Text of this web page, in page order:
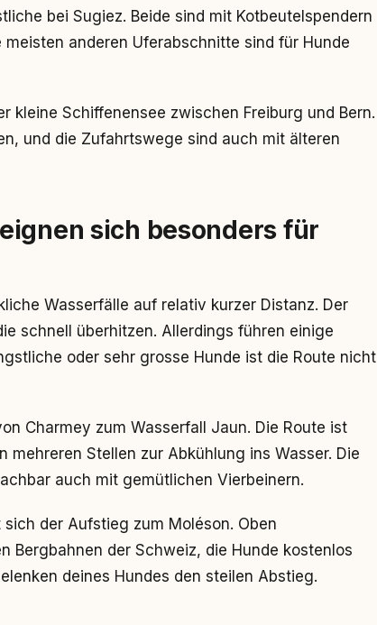
bei Sugiez. Beide sind mit Kotbeutelspendern
anderen Uferabschnitte sind für Hunde
kleine Schiffenensee zwischen Freiburg und Bern.
und die Zufahrtswege sind auch mit älteren
sich besonders für
Wasserfälle auf relativ kurzer Distanz. Der
schnell überhitzen. Allerdings führen einige
oder sehr grosse Hunde ist die Route nicht
Charmey zum Wasserfall Jaun. Die Route ist
mehreren Stellen zur Abkühlung ins Wasser. Die
auch mit gemütlichen Vierbeinern.
der Aufstieg zum Moléson. Oben
Bergbahnen der Schweiz, die Hunde kostenlos
deines Hundes den steilen Abstieg.